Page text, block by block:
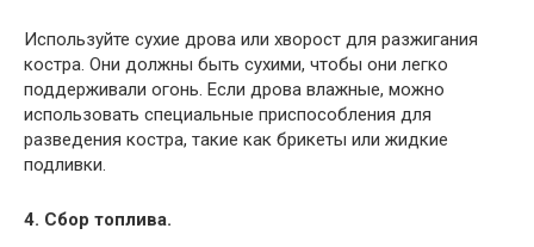
Используйте сухие дрова или хворост для разжигания
костра. Они должны быть сухими, чтобы они легко
поддерживали огонь. Если дрова влажные, можно
использовать специальные приспособления для
разведения костра, такие как брикеты или жидкие
подливки.
4. Сбор топлива.